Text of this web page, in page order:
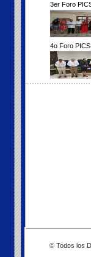
3er Foro
4o Foro PICS
© Todos los